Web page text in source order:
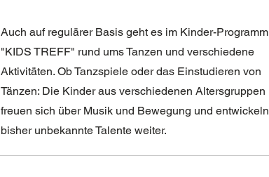
Auch auf regulärer Basis geht es im Kinder-Programm
"KIDS TREFF" rund ums Tanzen und verschiedene
Aktivitäten. Ob Tanzspiele oder das Einstudieren von
Tänzen: Die Kinder aus verschiedenen Altersgruppen
freuen sich über Musik und Bewegung und entwickeln
bisher unbekannte Talente weiter.